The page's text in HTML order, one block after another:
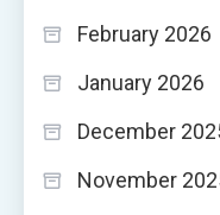
February 2026
January 2026
December
November